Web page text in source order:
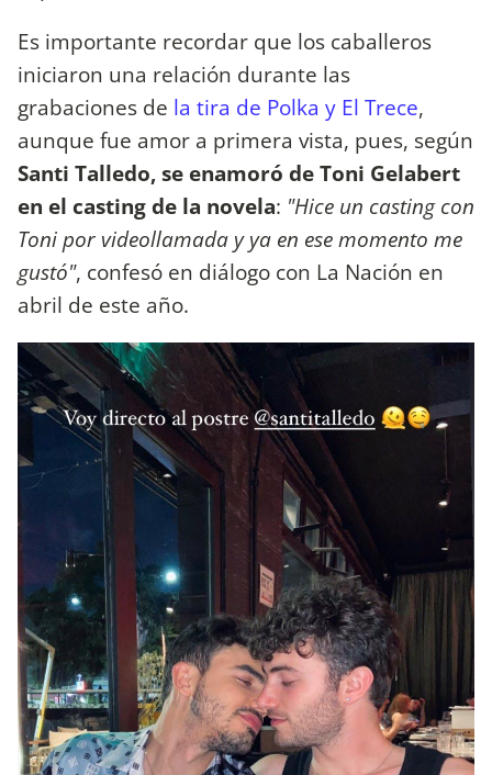
Es importante recordar que los caballeros
iniciaron una relación durante las
grabaciones de la tira de Polka y El Trece,
aunque fue amor a primera vista, pues, según
Santi Talledo, se enamoró de Toni Gelabert
en el casting de la novela: "Hice un casting con
Toni por videollamada y ya en ese momento me
gustó", confesó en diálogo con La Nación en
abril de este año.